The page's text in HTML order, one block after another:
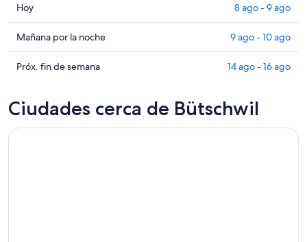
Consultar
precios
en
Bütschwil
para
ago
Hoy 8 ago - 9 ago
Consultar
precios
en
mañana
Mañana por la noche 9 ago - 10 ago
Consultar
Bütschwil
para
Próx. fin de semana 14 ago - 16 ago
Ciudades cerca de Bütschwil